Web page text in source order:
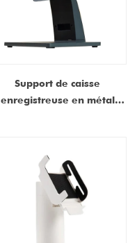
Support de caisse
enregistreuse en métal